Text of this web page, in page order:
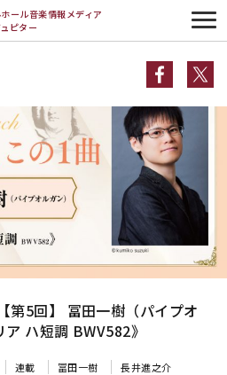
ール音楽情報メディア
ピター
私のバッハ、この1曲【第5回】 冨田一樹
ハ短調 BWV582》
第5回】 冨田一樹（パイプオ
ハ短調 BWV582》
連載 冨田一樹 長井進之介